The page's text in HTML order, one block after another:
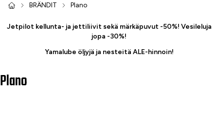
BRÄNDIT Plano
Jetpilot kellunta- ja jettiliivit sekä märkäpuvut -50%! Vesileluja
jopa -30%!
Yamalube öljyjä ja nesteitä ALE-hinnoin!
Plano